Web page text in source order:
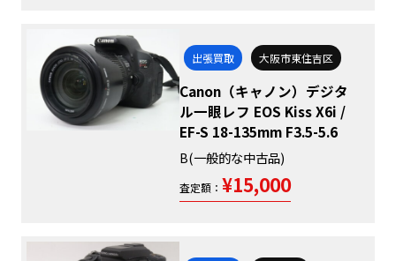
出張買取 大阪市東住吉区
Canon（キャノン）デジタ
ル一眼レフ EOS Kiss X6i /
EF-S 18-135mm F3.5-5.6
B(一般的な中古品)
査定額： ¥15,000